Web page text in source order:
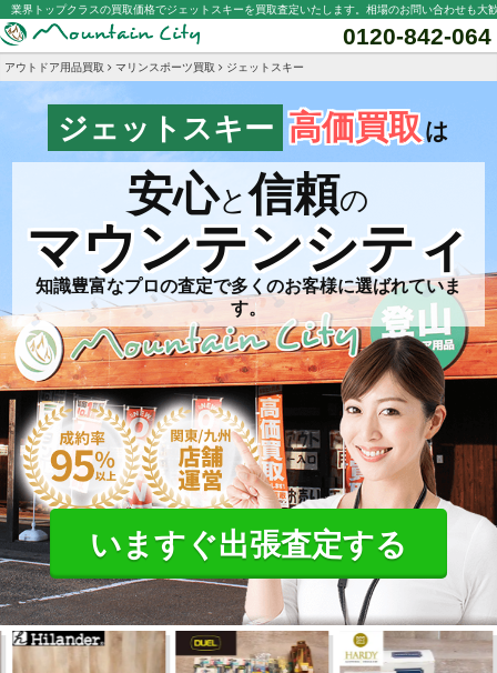
業界トップクラスの買取価格でジェットスキーを買取査定いたします。相場のお問い合わせも大
0120-842-064
アウトドア用品買取 マリンスポーツ買取 ジェットスキー
ジェットスキー 高価買取は
安心と信頼の
マウンテンシティ
知識豊富なプロの査定で多くのお客様に選ばれていま
す。
いますぐ出張査定する